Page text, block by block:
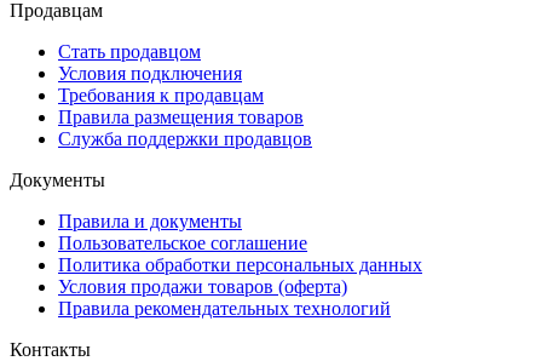
Продавцам
Стать продавцом
Условия подключения
Требования к продавцам
Правила размещения товаров
Служба поддержки продавцов
Документы
Правила и документы
Пользовательское соглашение
Политика обработки персональных данных
Условия продажи товаров (оферта)
Правила рекомендательных технологий
Контакты